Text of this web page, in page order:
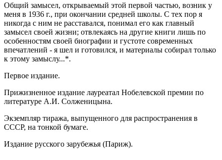
Общий замысел, открываемый этой первой частью, возник у
меня в 1936 г., при окончании средней школы. С тех пор я
никогда с ним не расставался, понимал его как главный
замысел своей жизни; отвлекаясь на другие книги лишь по
особенностям своей биографии и густоте современных
впечатлений - я шел и готовился, и материалы собирал только
к этому замыслу...*.
Первое издание.
Прижизненное издание лауреатал Нобелевской премии по
литературе А.И. Солженицына.
Экземпляр тиража, выпущенного для распространения в
СССР, на тонкой бумаге.
Издание русского зарубежья (Париж).